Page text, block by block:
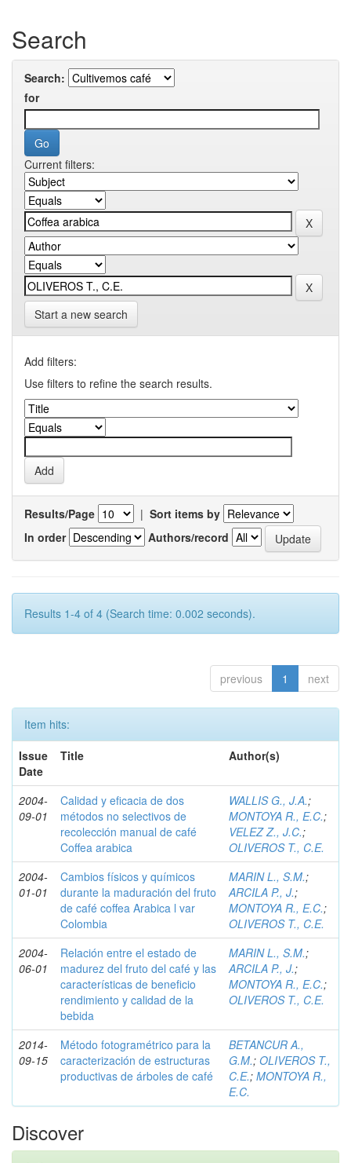
Search
Search:
for
Current filters:
Start a new search
Add filters:
Use filters to refine the search results.
Results/Page | Sort items by
In order
Authors/record
Results 1-4 of 4 (Search time: 0.002 seconds).
previous 1 next
Item hits:
Issue
Date
Title Author(s)
2004-
09-01
Calidad y eficacia de dos
métodos no selectivos de
recolección manual de café
Coffea arabica
WALLIS G., J.A.;
MONTOYA R., E.C.;
VELEZ Z., J.C.;
OLIVEROS T., C.E.
2004-
01-01
Cambios físicos y químicos
durante la maduración del fruto
de café coffea Arabica l var
Colombia
MARIN L., S.M.;
ARCILA P., J.;
MONTOYA R., E.C.;
OLIVEROS T., C.E.
2004-
06-01
Relación entre el estado de
madurez del fruto del café y las
características de beneficio
rendimiento y calidad de la
bebida
MARIN L., S.M.;
ARCILA P., J.;
MONTOYA R., E.C.;
OLIVEROS T., C.E.
2014-
09-15
Método fotogramétrico para la
caracterización de estructuras
productivas de árboles de café
BETANCUR A.,
G.M.; OLIVEROS T.,
C.E.; MONTOYA R.,
E.C.
Discover